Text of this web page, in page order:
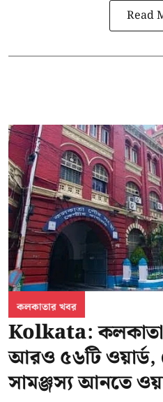
Read
কলকাতার খবর
Kolkata: কলকাতা
আরও ৫৬টি ওয়ার্ড,
সামঞ্জস্য আনতে